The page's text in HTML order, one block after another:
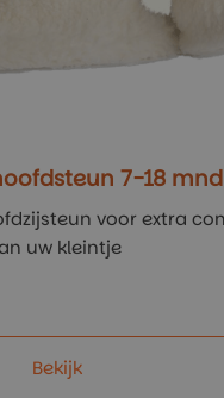
7-18 mnd
voor extra
uw kleintje
Bekijk